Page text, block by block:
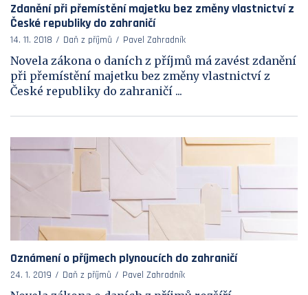
Zdanění při přemístění majetku bez změny vlastnictví z
České republiky do zahraničí
14. 11. 2018 Daň z příjmů Pavel Zahradník
Novela zákona o daních z příjmů má zavést zdanění
při přemístění majetku bez změny vlastnictví z
České republiky do zahraničí ...
Oznámení o příjmech plynoucích do zahraničí
24. 1. 2019 Daň z příjmů Pavel Zahradník